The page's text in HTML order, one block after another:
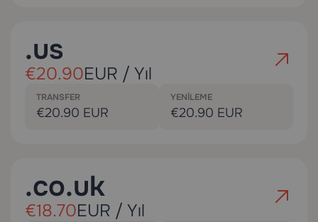
.us
€20.90EUR / Yıl
TRANSFER
€20.90 EUR
YENILEME
€20.90 EUR
.co.uk
€18.70EUR / Yıl